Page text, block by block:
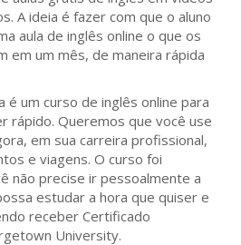
A ideia é fazer com que o aluno
aula de inglês online o que os
em um mês, de maneira rápida
é um curso de inglês online para
rápido. Queremos que você use
em sua carreira profissional,
e viagens. O curso foi
não precise ir pessoalmente a
estudar a hora que quiser e
receber Certificado
University.